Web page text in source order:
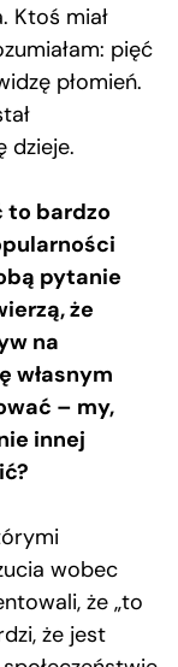
Ktoś miał
pięć
płomień.
dzieje.
to bardzo
pytanie
że
na
własnym
– my,
innej
wobec
że „to
że jest